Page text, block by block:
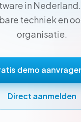
in
techniek en
organisatie.
demo
Direct aanmelden